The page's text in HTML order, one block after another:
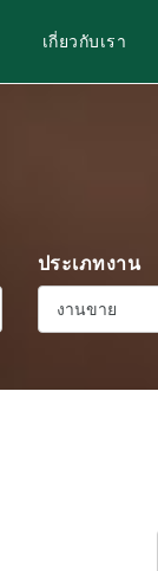
เกี่ยวกับเรา
ประเภทงาน
งานขาย